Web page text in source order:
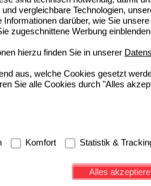
vergleichbare Technologien,
darüber, wie Sie
zugeschnittene Werbung
hierzu finden Sie in unserer
aus, welche Cookies gesetzt
Sie alle Cookies durch "Alles
handelt es sich um Cookies,
Warenkorb, Kundenkonto),
genutzt um das
des Besuchers oder
Komfort Statistik &
Alles